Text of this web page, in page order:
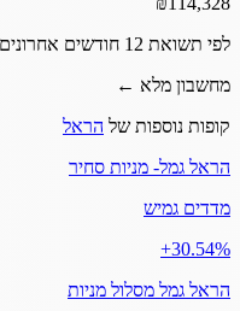
לפי תשואת 12 חודשים אחרונים
מחשבון מלא ←
קופות נוספות של הראל
הראל גמל- מניות סחיר
מדדים גמיש
‎+30.54%
הראל גמל מסלול מניות